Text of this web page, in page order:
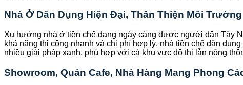
Nhà Ở Dân Dụng Hiện Đại, Thân Thiện Môi Trường
Xu hướng nhà ở tiền chế đang ngày càng được người dân Tây
khả năng thi công nhanh và chi phí hợp lý, nhà tiền chế dân
nhiều giải pháp xanh, phù hợp với cả khu vực đô thị lẫn nông
Showroom, Quán Cafe, Nhà Hàng Mang Phong